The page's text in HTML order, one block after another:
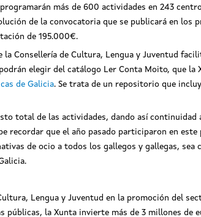
más de 600 actividades en 243
de la convocatoria que se publicará en los
de 195.000€.
la Consellería de Cultura, Lengua y Juventud
elegir del catálogo Ler Conta Moito, que la
de Galicia. Se trata de un repositorio que
total de las actividades, dando así
recordar que el año pasado participaron en
de ocio a todos los gallegos y gallegas, sea
Lengua y Juventud en la promoción del
públicas, la Xunta invierte más de 3 millones